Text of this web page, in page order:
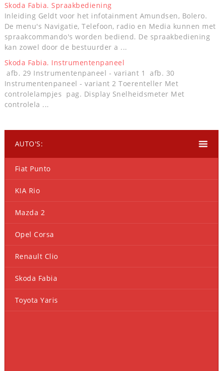
Skoda Fabia. Spraakbediening
Inleiding Geldt voor het infotainment Amundsen, Bolero.
De menu's Navigatie, Telefoon, radio en Media kunnen met
spraakcommando's worden bediend. De spraakbediening
kan zowel door de bestuurder a ...
Skoda Fabia. Instrumentenpaneel
afb. 29 Instrumentenpaneel - variant 1 afb. 30
Instrumentenpaneel - variant 2 Toerenteller Met
controlelampjes pag. Display Snelheidsmeter Met
controlela ...
AUTO'S:
Fiat Punto
KIA Rio
Mazda 2
Opel Corsa
Renault Clio
Skoda Fabia
Toyota Yaris